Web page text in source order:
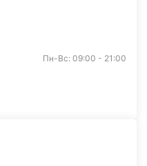
Пн-Вс: 09:00 - 21:00